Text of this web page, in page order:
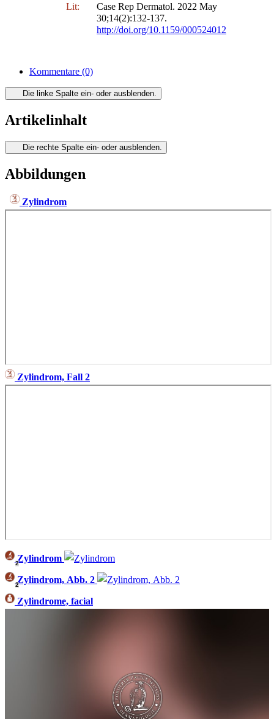
Lit:
Case Rep Dermatol. 2022 May
30;14(2):132-137.
http://doi.org/10.1159/000524012
Kommentare (0)
Die linke Spalte ein- oder ausblenden.
Artikelinhalt
Die rechte Spalte ein- oder ausblenden.
Abbildungen
Zylindrom
Zylindrom, Fall 2
2Zylindrom
2Zylindrom, Abb. 2
Zylindrome, facial